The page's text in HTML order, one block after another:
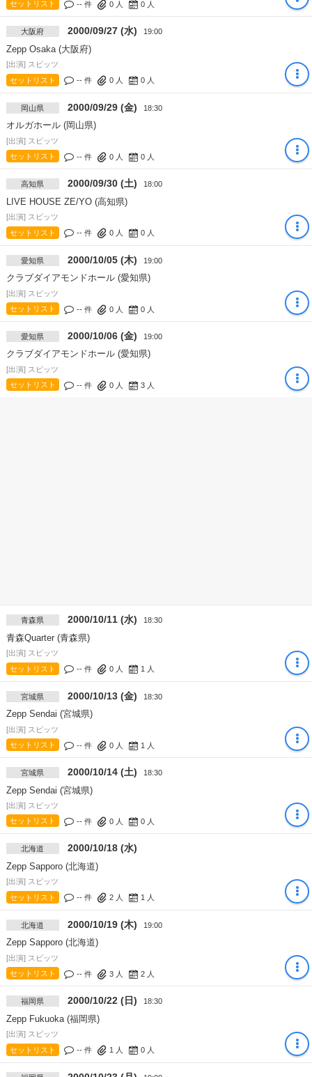
セットリスト
-- 件 0人 0人
大阪府 2000/09/27 (水) 19:00
Zepp Osaka (大阪府)
[出演] スピッツ
セットリスト
-- 件 0人 0人
岡山県 2000/09/29 (金) 18:30
オルガホール (岡山県)
[出演] スピッツ
セットリスト
-- 件 0人 0人
高知県 2000/09/30 (土) 18:00
LIVE HOUSE ZE/YO (高知県)
[出演] スピッツ
セットリスト
-- 件 0人 0人
愛知県 2000/10/05 (木) 19:00
クラブダイアモンドホール (愛知県)
[出演] スピッツ
セットリスト
-- 件 0人 0人
愛知県 2000/10/06 (金) 19:00
クラブダイアモンドホール (愛知県)
[出演] スピッツ
セットリスト
-- 件 0人 3人
青森県 2000/10/11 (水) 18:30
青森Quarter (青森県)
[出演] スピッツ
セットリスト
-- 件 0人 1 人
宮城県 2000/10/13 (金) 18:30
Zepp Sendai (宮城県)
[出演] スピッツ
セットリスト
-- 件 0人 1 人
宮城県 2000/10/14 (土) 18:30
Zepp Sendai (宮城県)
[出演] スピッツ
セットリスト
-- 件 0人 0人
北海道 2000/10/18 (水)
Zepp Sapporo (北海道)
[出演] スピッツ
セットリスト
-- 件 2人 1 人
北海道 2000/10/19 (木) 19:00
Zepp Sapporo (北海道)
[出演] スピッツ
セットリスト
-- 件 3人 2人
福岡県 2000/10/22 (日) 18:30
Zepp Fukuoka (福岡県)
[出演] スピッツ
セットリスト
-- 件 1 人 0人